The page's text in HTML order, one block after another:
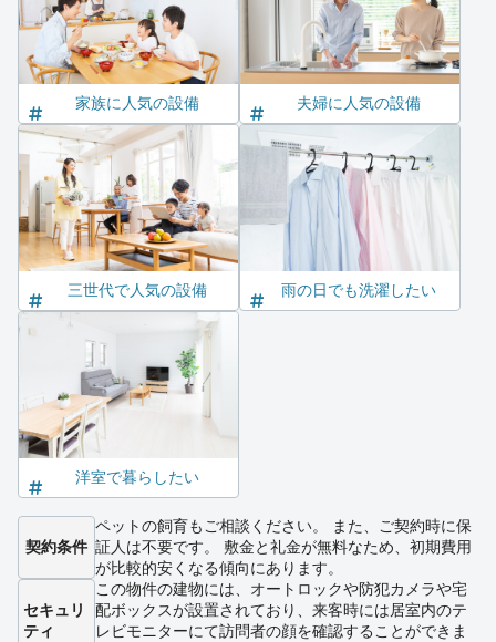
家族に人気の設備 夫婦に人気の設備
三世代で人気の設備 雨の日でも洗濯したい
洋室で暮らしたい
契約条件
ペットの飼育もご相談ください。 また、ご契約時に保
証人は不要です。 敷金と礼金が無料なため、初期費用
が比較的安くなる傾向にあります。
セキュリ
ティ
この物件の建物には、オートロックや防犯カメラや宅
配ボックスが設置されており、来客時には居室内のテ
レビモニターにて訪問者の顔を確認することができま